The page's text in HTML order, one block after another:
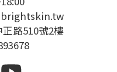
路510號2樓